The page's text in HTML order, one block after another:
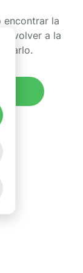
encontrar la
volver a la